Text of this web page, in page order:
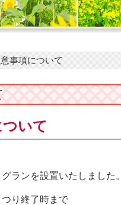
事項について
いて
ランを設置いたしました。
り終了時まで